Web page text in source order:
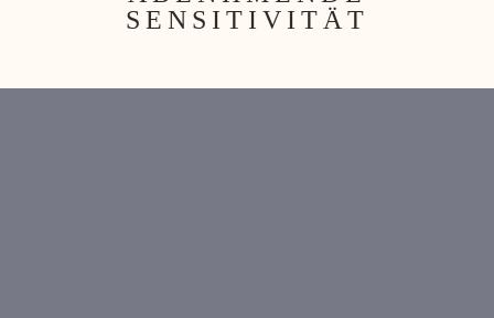
SENSITIVITÄT